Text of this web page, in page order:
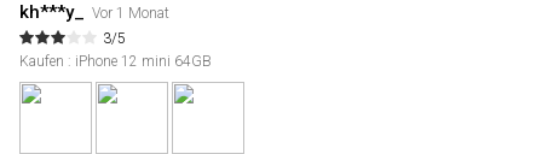
kh***y_ Vor 1 Monat
3/5
Kaufen : iPhone 12 mini 64GB